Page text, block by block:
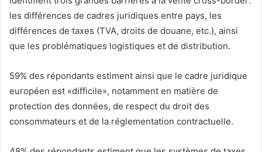
les différences de cadres juridiques entre pays, les
différences de taxes (TVA, droits de douane, etc.), ainsi
que les problématiques logistiques et de distribution.
59% des répondants estiment ainsi que le cadre juridique
européen est «difficile», notamment en matière de
protection des données, de respect du droit des
consommateurs et de la réglementation contractuelle.